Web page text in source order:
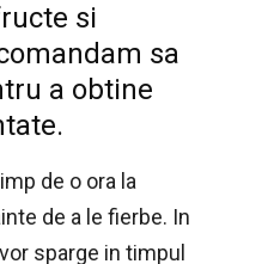
si
sa
a obtine
de o ora la
de a le fierbe. In
sparge in timpul